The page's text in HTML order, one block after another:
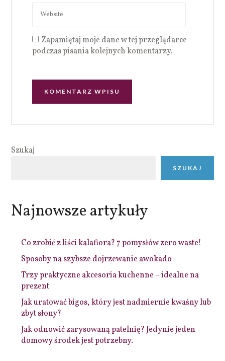
Zapamiętaj moje dane w tej przeglądarce
podczas pisania kolejnych komentarzy.
Szukaj
SZUKAJ
Najnowsze artykuły
Co zrobić z liści kalafiora? 7 pomysłów zero waste!
Sposoby na szybsze dojrzewanie awokado
Trzy praktyczne akcesoria kuchenne – idealne na
prezent
Jak uratować bigos, który jest nadmiernie kwaśny lub
zbyt słony?
Jak odnowić zarysowaną patelnię? Jedynie jeden
domowy środek jest potrzebny.